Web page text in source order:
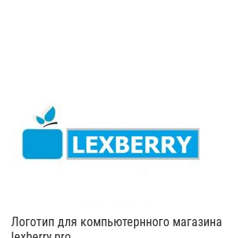
Логотип для компьютернного магазина